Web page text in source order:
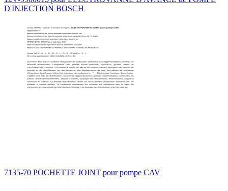
D'INJECTION BOSCH
7135-70 POCHETTE JOINT pour pompe CAV